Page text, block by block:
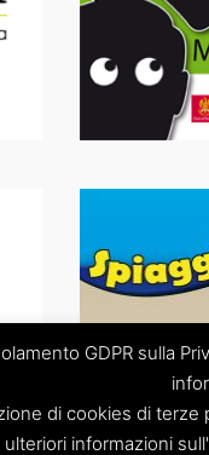
gestione Rifiuti
GDPR sulla
di cookies di terze
ulteriori informazioni